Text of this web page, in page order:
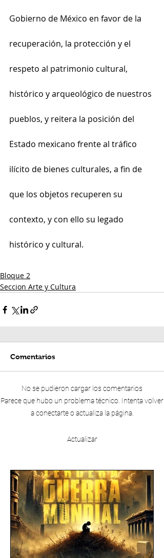
Gobierno de México en favor de la
recuperación, la protección y el
respeto al patrimonio cultural,
histórico y arqueológico de nuestros
pueblos, y reitera la posición del
Estado mexicano frente al tráfico
ilícito de bienes culturales, a fin de
que los objetos recuperen su
contexto, y con ello su legado
histórico y cultural.
Bloque 2
Seccion Arte y Cultura
Comentarios
No se pudieron cargar los comentarios
Parece que hubo un problema técnico. Intenta volver
a conectarte o actualiza la página.
Actualizar